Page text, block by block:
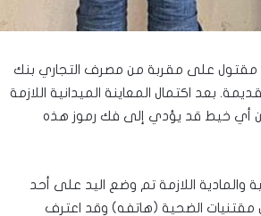
2024/01/14 عن وجود جثةشخص مقتول على مقربة من مصرف التجاري بنك
بعد اكتمال المعاينة الميدانية اللازمة
أي خيط قد يؤدي إلى فك رموز هذه
اللازمة تم وضع اليد على أحد
مقتنيات الضحية (هاتفه) وقد اعترف